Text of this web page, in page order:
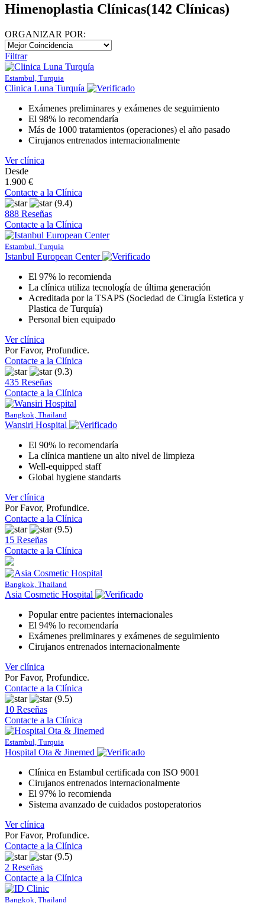
Himenoplastia Clínicas(142 Clínicas)
ORGANIZAR POR:
Filtrar
Estambul, Turquia
Clinica Luna Turquía
Exámenes preliminares y exámenes de seguimiento
El 98% lo recomendaría
Más de 1000 tratamientos (operaciones) el año pasado
Cirujanos entrenados internacionalmente
Ver clínica
Desde
1.900 €
Contacte a la Clínica
(9.4)
888 Reseñas
Contacte a la Clínica
Estambul, Turquia
Istanbul European Center
El 97% lo recomienda
La clínica utiliza tecnología de última generación
Acreditada por la TSAPS (Sociedad de Cirugía Estetica y
Plastica de Turquía)
Personal bien equipado
Ver clínica
Por Favor, Profundice.
Contacte a la Clínica
(9.3)
435 Reseñas
Contacte a la Clínica
Bangkok, Thailand
Wansiri Hospital
El 90% lo recomendaría
La clínica mantiene un alto nivel de limpieza
Well-equipped staff
Global hygiene standarts
Ver clínica
Por Favor, Profundice.
Contacte a la Clínica
(9.5)
15 Reseñas
Contacte a la Clínica
Bangkok, Thailand
Asia Cosmetic Hospital
Popular entre pacientes internacionales
El 94% lo recomendaría
Exámenes preliminares y exámenes de seguimiento
Cirujanos entrenados internacionalmente
Ver clínica
Por Favor, Profundice.
Contacte a la Clínica
(9.5)
10 Reseñas
Contacte a la Clínica
Estambul, Turquia
Hospital Ota & Jinemed
Clínica en Estambul certificada con ISO 9001
Cirujanos entrenados internacionalmente
El 97% lo recomienda
Sistema avanzado de cuidados postoperatorios
Ver clínica
Por Favor, Profundice.
Contacte a la Clínica
(9.5)
2 Reseñas
Contacte a la Clínica
Bangkok, Thailand